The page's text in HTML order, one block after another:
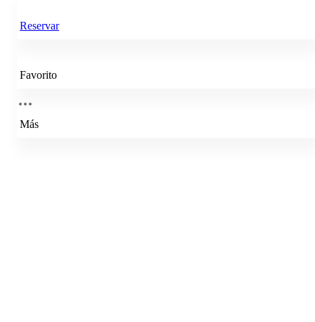
Reservar
Favorito
Más